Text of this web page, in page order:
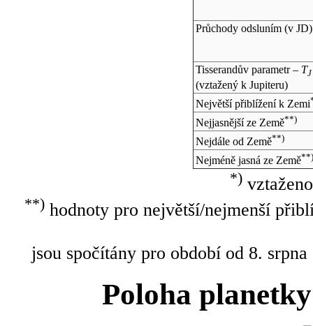
Průchody odsluním (v JD)
Tisserandův parametr – TJ
(vztažený k Jupiteru)
Největší přiblížení k Zemi
Nejjasnější ze Země**)
Nejdále od Země**)
Nejméně jasná ze Země**)
*)
**)hodnoty pro největší/nejmenší
jsou spočítány pro období od 8.
Poloha